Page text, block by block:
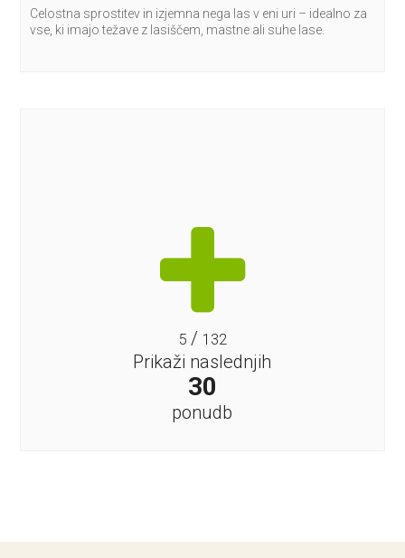
Celostna sprostitev in izjemna nega las v eni uri – idealno za
vse, ki imajo težave z lasiščem, mastne ali suhe lase.
5/ 132
Prikaži naslednjih
30
ponudb